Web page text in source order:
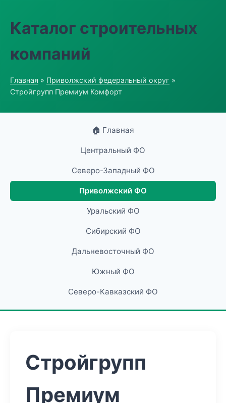
Каталог строительных
компаний
Главная » Приволжский федеральный округ »
Стройгрупп Премиум Комфорт
🏠 Главная
Центральный ФО
Северо-Западный ФО
Приволжский ФО
Уральский ФО
Сибирский ФО
Дальневосточный ФО
Южный ФО
Северо-Кавказский ФО
Стройгрупп
Премиум